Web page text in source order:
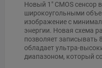
Новый 1" CMOS сенсор
широкоугольными
изображение с
энергии. Новая схема
позволяет записывать
обладает ультра-
диапазоном, который